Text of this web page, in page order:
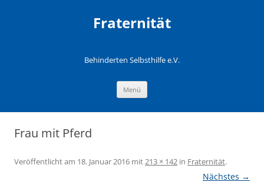
Fraternität
Behinderten Selbsthilfe e.V.
Menü
Frau mit Pferd
Veröffentlicht am 18. Januar 2016 mit213 × 142 in Fraternität.
Nächstes →